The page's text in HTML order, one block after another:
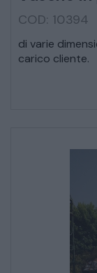
COD: 10394
di varie
carico cliente.